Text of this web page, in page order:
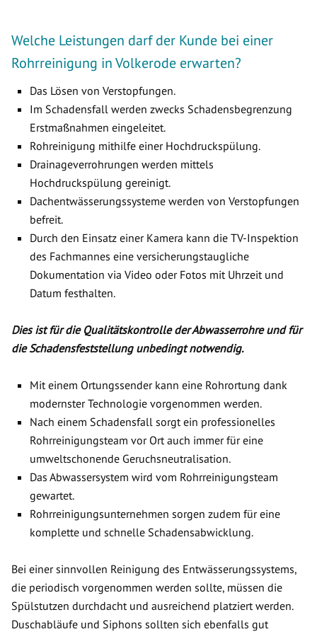
Welche Leistungen darf der Kunde bei einer
Rohrreinigung in Volkerode erwarten?
Das Lösen von Verstopfungen.
Im Schadensfall werden zwecks Schadensbegrenzung
Erstmaßnahmen eingeleitet.
Rohreinigung mithilfe einer Hochdruckspülung.
Drainageverrohrungen werden mittels
Hochdruckspülung gereinigt.
Dachentwässerungssysteme werden von Verstopfungen
befreit.
Durch den Einsatz einer Kamera kann die TV-Inspektion
des Fachmannes eine versicherungstaugliche
Dokumentation via Video oder Fotos mit Uhrzeit und
Datum festhalten.
Dies ist für die Qualitätskontrolle der Abwasserrohre und für
die Schadensfeststellung unbedingt notwendig.
Mit einem Ortungssender kann eine Rohrortung dank
modernster Technologie vorgenommen werden.
Nach einem Schadensfall sorgt ein professionelles
Rohrreinigungsteam vor Ort auch immer für eine
umweltschonende Geruchsneutralisation.
Das Abwassersystem wird vom Rohrreinigungsteam
gewartet.
Rohrreinigungsunternehmen sorgen zudem für eine
komplette und schnelle Schadensabwicklung.
Bei einer sinnvollen Reinigung des Entwässerungssystems,
die periodisch vorgenommen werden sollte, müssen die
Spülstutzen durchdacht und ausreichend platziert werden.
Duschabläufe und Siphons sollten sich ebenfalls gut